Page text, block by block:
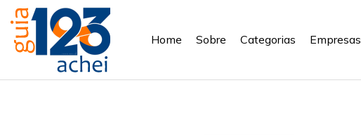
Home Sobre Categorias Empresas